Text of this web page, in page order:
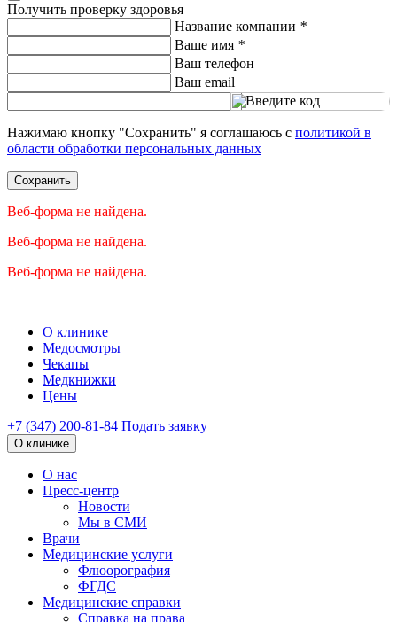
Получить проверку здоровья
Название компании *
Ваше имя *
Ваш телефон
Ваш email
Введите код
Нажимаю кнопку "Сохранить" я соглашаюсь с политикой в
области обработки персональных данных
Сохранить
Веб-форма не найдена.
Веб-форма не найдена.
Веб-форма не найдена.
О клинике
Медосмотры
Чекапы
Медкнижки
Цены
+7 (347) 200-81-84 Подать заявку
О клинике
О нас
Пресс-центр
Новости
Мы в СМИ
Врачи
Медицинские услуги
Флюорография
ФГДС
Медицинские справки
Справка на права